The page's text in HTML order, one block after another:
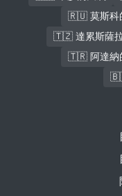
🇷🇺 莫斯科
🇹🇿 達累斯薩
🇹🇷 阿達納